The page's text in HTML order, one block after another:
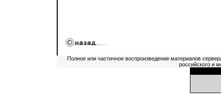
Полное или частичное воспроизведение материалов
российского и